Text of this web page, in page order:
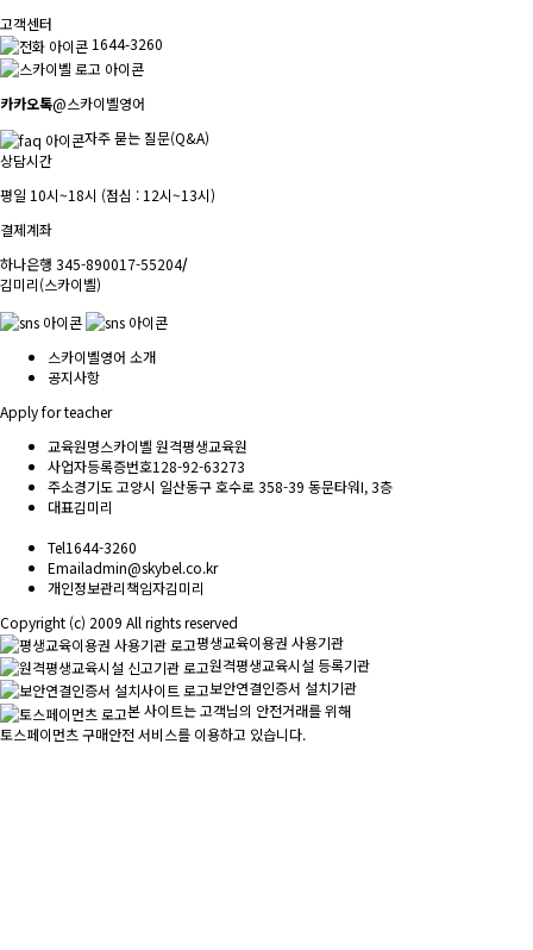
고객센터
1644-3260
카카오톡@스카이벨영어
자주 묻는 질문(Q&A)
상담시간
평일 10시~18시 (점심 : 12시~13시)
결제계좌
하나은행 345-890017-55204/
김미리(스카이벨)
스카이벨영어 소개
공지사항
Apply for teacher
교육원명스카이벨 원격평생교육원
사업자등록증번호128-92-63273
주소경기도 고양시 일산동구 호수로 358-39 동문타워I, 3층
대표김미리
Tel1644-3260
Emailadmin@skybel.co.kr
개인정보관리책임자김미리
Copyright (c) 2009 All rights reserved
평생교육이용권 사용기관
원격평생교육시설 등록기관
보안연결인증서 설치기관
본 사이트는 고객님의 안전거래를 위해
토스페이먼츠 구매안전 서비스를 이용하고 있습니다.